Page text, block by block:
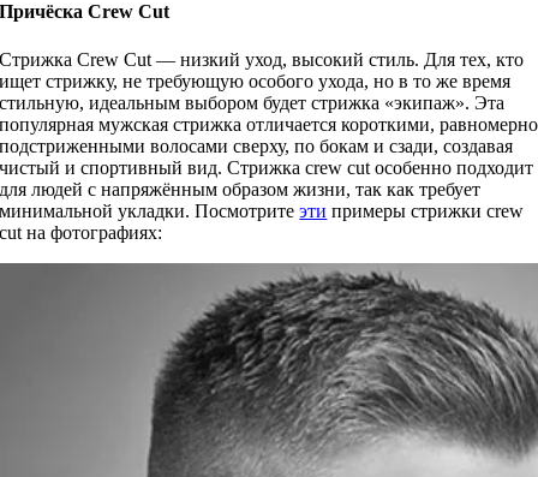
ПричёскаCrew Cut
Стрижка Crew Cut — низкий уход, высокий стиль. Для тех, кто
ищет стрижку, не требующую особого ухода, но в то же время
стильную, идеальным выбором будет стрижка «экипаж». Эта
популярная мужская стрижка отличается короткими, равномерно
подстриженными волосами сверху, по бокам и сзади, создавая
чистый и спортивный вид. Стрижка crew cut особенно подходит
для людей с напряжённым образом жизни, так как требует
минимальной укладки. Посмотритеэти примеры стрижки crew
cut на фотографиях: